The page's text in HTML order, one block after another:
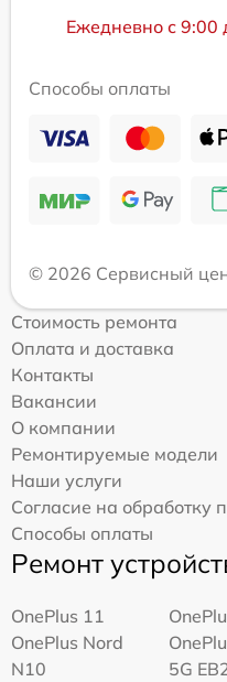
Ежедневно с 9:00
Способы оплаты
© 2026 Сервисный
Стоимость ремонта
Оплата и доставка
Контакты
Вакансии
О компании
Ремонтируемые модели
Наши услуги
Согласие на обработку
Способы оплаты
Ремонт
OnePlus 11
OnePlus Nord
N10
5G